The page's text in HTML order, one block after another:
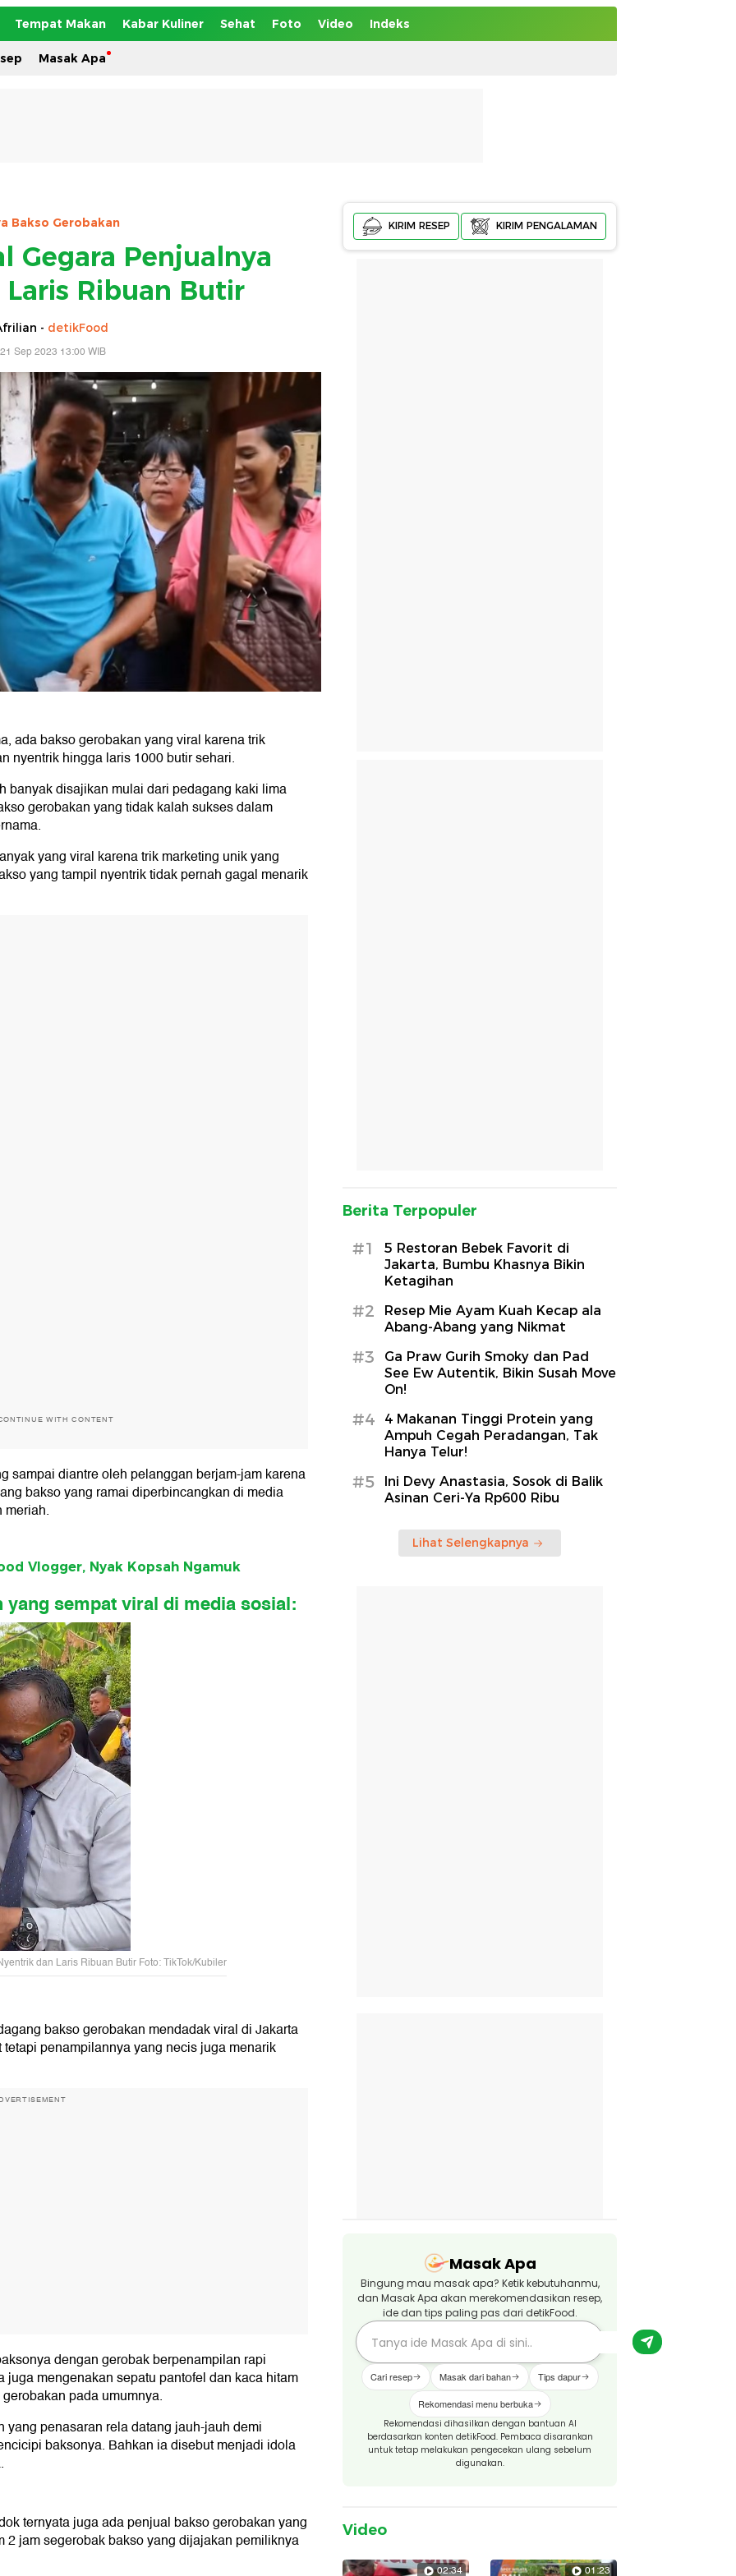
Tempat Makan Kabar Kuliner Sehat Foto Video Indeks
Masak Apa
Bakso Gerobakan
Gegara Penjualnya
Ribuan Butir
- detikFood
Sep 2023 13:00 WIB
ada bakso gerobakan yang viral karena trik
nyentrik hingga laris 1000 butir sehari.
banyak disajikan mulai dari pedagang kaki lima
gerobakan yang tidak kalah sukses dalam
yang viral karena trik marketing unik yang
yang tampil nyentrik tidak pernah gagal menarik
WITH CONTENT
sampai diantre oleh pelanggan berjam-jam karena
bakso yang ramai diperbincangkan di media
meriah.
Vlogger, Nyak Kopsah Ngamuk
sempat viral di media sosial:
dan Laris Ribuan Butir Foto: TikTok/Kubiler
bakso gerobakan mendadak viral di Jakarta
penampilannya yang necis juga menarik
dengan gerobak berpenampilan rapi
mengenakan sepatu pantofel dan kaca hitam
pada umumnya.
penasaran rela datang jauh-jauh demi
baksonya. Bahkan ia disebut menjadi idola
ternyata juga ada penjual bakso gerobakan yang
2 jam segerobak bakso yang dijajakan pemiliknya
KIRIM RESEP KIRIM PENGALAMAN
Berita Terpopuler
#1
5 Restoran Bebek Favorit di
Jakarta, Bumbu Khasnya Bikin
Ketagihan
#2
Resep Mie Ayam Kuah Kecap ala
Abang-Abang yang Nikmat
#3
Ga Praw Gurih Smoky dan Pad
See Ew Autentik, Bikin Susah Move
On!
#4
4 Makanan Tinggi Protein yang
Ampuh Cegah Peradangan, Tak
Hanya Telur!
#5
Ini Devy Anastasia, Sosok di Balik
Asinan Ceri-Ya Rp600 Ribu
Lihat Selengkapnya
Masak Apa
Bingung mau masak apa? Ketik kebutuhanmu,
dan Masak Apa akan merekomendasikan resep,
ide dan tips paling pas dari detikFood.
Cari resep Masak dari bahan Tips dapur
Rekomendasi menu berbuka
Rekomendasi dihasilkan dengan bantuan AI
berdasarkan konten detikFood. Pembaca disarankan
untuk tetap melakukan pengecekan ulang sebelum
digunakan.
Video
02:34 01:23